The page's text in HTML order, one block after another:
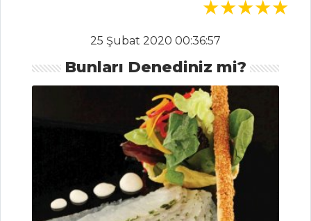
Tarifleri
PASTA VE
İSVİÇRE RULOSU
KAHVELİ KOLAY
PASTA
KAKAOLU VE
25 Şubat 2020 00:36:57
Bunları Denediniz mi?